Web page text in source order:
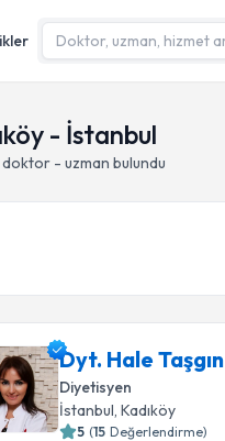
- İstanbul
- uzman bulundu
Dyt. Hale Taşgın
Diyetisyen
İstanbul, Kadıköy
5 (15 Değerlendirme)